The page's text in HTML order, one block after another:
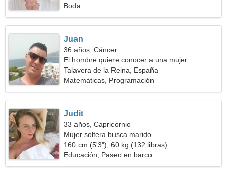
Boda
Juan
36 años, Cáncer
El hombre quiere conocer a una mujer
Talavera de la Reina, España
Matemáticas, Programación
Judit
33 años, Capricornio
Mujer soltera busca marido
160 cm (5'3"), 60 kg (132 libras)
Educación, Paseo en barco